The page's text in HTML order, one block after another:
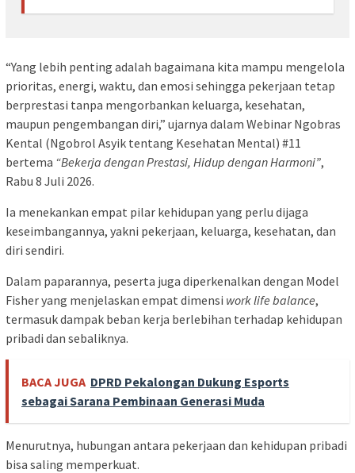
“Yang lebih penting adalah bagaimana kita mampu mengelola
prioritas, energi, waktu, dan emosi sehingga pekerjaan tetap
berprestasi tanpa mengorbankan keluarga, kesehatan,
maupun pengembangan diri,” ujarnya dalam Webinar Ngobras
Kental (Ngobrol Asyik tentang Kesehatan Mental) #11
bertema “Bekerja dengan Prestasi, Hidup dengan Harmoni”,
Rabu 8 Juli 2026.
Ia menekankan empat pilar kehidupan yang perlu dijaga
keseimbangannya, yakni pekerjaan, keluarga, kesehatan, dan
diri sendiri.
Dalam paparannya, peserta juga diperkenalkan dengan Model
Fisher yang menjelaskan empat dimensi work life balance,
termasuk dampak beban kerja berlebihan terhadap kehidupan
pribadi dan sebaliknya.
BACA JUGA DPRD Pekalongan Dukung Esports
sebagai Sarana Pembinaan Generasi Muda
Menurutnya, hubungan antara pekerjaan dan kehidupan pribadi
bisa saling memperkuat.